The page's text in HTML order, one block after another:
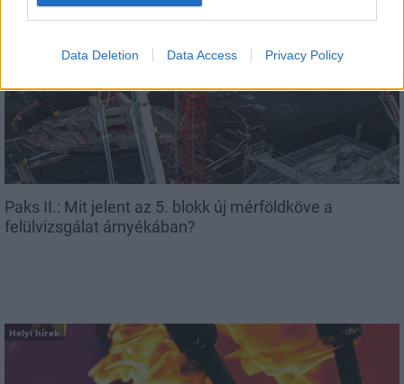
Data Deletion Data Access Privacy Policy
AJÁNLJUK MÉG
Paks II.: Mit jelent az 5. blokk új mérföldköve a
felülvizsgálat árnyékában?
Helyi hírek